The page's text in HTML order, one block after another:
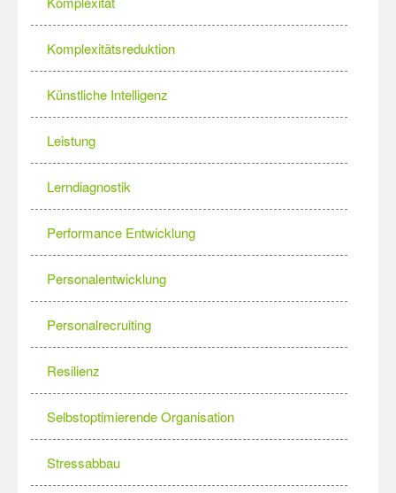
Komplexitätsreduktion
Künstliche Intelligenz
Leistung
Lerndiagnostik
Performance Entwicklung
Personalentwicklung
Personalrecruiting
Resilienz
Selbstoptimierende Organisation
Stressabbau